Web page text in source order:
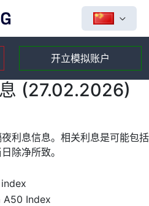
开立模拟账户
(27.02.2026)
利息信息。相关利息是可能包括
除净所致。
A50 Index